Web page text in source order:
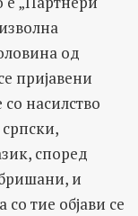
од
пријавени
насилство
според
и
тие објави се